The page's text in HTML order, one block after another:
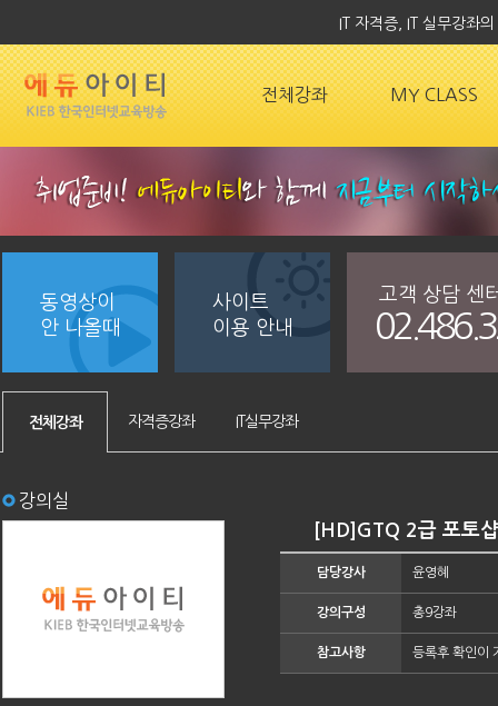
IT 자격증, IT 실무강좌
전체강좌 MY CLASS
동영상이
안 나올때
사이트
이용 안내
고객 상담 센
전체강좌 자격증강좌 IT실무강좌
강의실
[HD]GTQ 2급 포토
담당강사 윤영혜
강의구성 총9강좌
참고사항 등록후 확인이